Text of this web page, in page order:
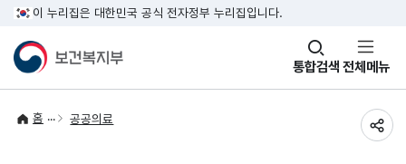
이 누리집은 대한민국 공식 전자정부 누리집입니다.
통합검색
창
열기 전체메뉴
홈 공공의료